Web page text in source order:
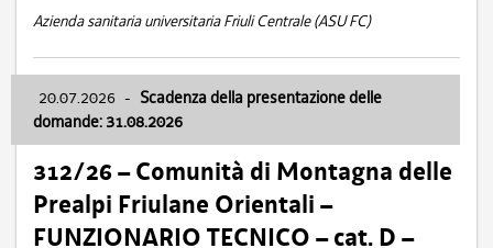
Azienda sanitaria universitaria Friuli Centrale (ASU FC)
20.07.2026 - Scadenza della presentazione delle
domande: 31.08.2026
312/26 – Comunità di Montagna delle
Prealpi Friulane Orientali –
FUNZIONARIO TECNICO – cat. D –